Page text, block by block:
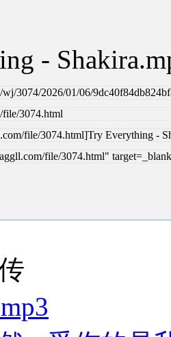
-
wj/3074/2026/01/06/
file/3074.html
file/3074.html]Try Everything -
file/3074.html"